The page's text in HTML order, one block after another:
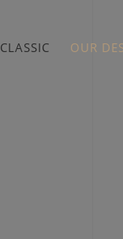
CLASSIC OUR